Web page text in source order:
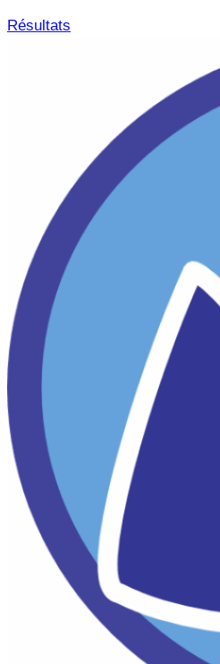
Résultats